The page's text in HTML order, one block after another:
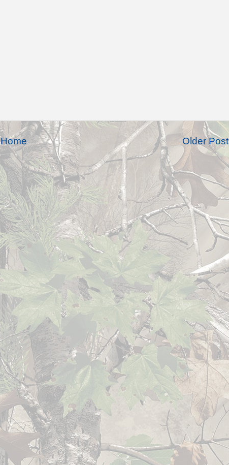
Older Post
Home